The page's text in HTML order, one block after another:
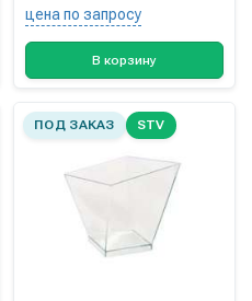
цена по запросу
В корзину
ПОД ЗАКАЗ STV